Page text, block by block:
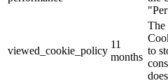
viewed_cookie_policy
11
months
The
to